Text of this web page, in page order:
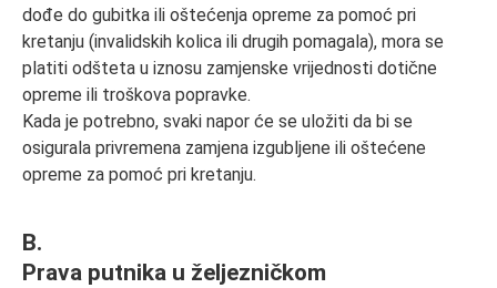
dođe do gubitka ili oštećenja opreme za pomoć pri
kretanju (invalidskih kolica ili drugih pomagala), mora se
platiti odšteta u iznosu zamjenske vrijednosti dotične
opreme ili troškova popravke.
Kada je potrebno, svaki napor će se uložiti da bi se
osigurala privremena zamjena izgubljene ili oštećene
opreme za pomoć pri kretanju.
B.
Prava putnika u željezničkom